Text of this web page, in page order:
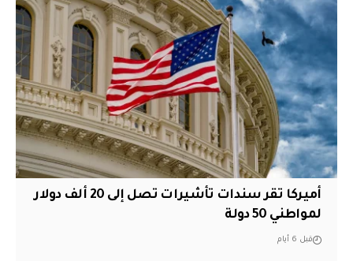
أميركا تقر سندات تأشيرات تصل إلى 20 ألف دولار
لمواطني 50 دولة
قبل 6 أيام